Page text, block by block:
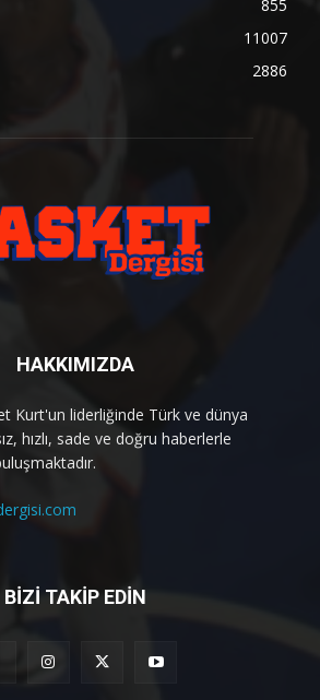
855
11007
2886
HAKKIMIZDA
Kurt'un liderliğinde Türk ve dünya
hızlı, sade ve doğru haberlerle
BİZİ TAKİP EDİN